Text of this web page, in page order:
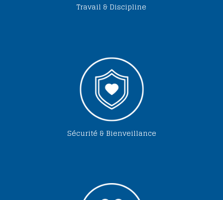
Travail & Discipline
Sécurité & Bienveillance